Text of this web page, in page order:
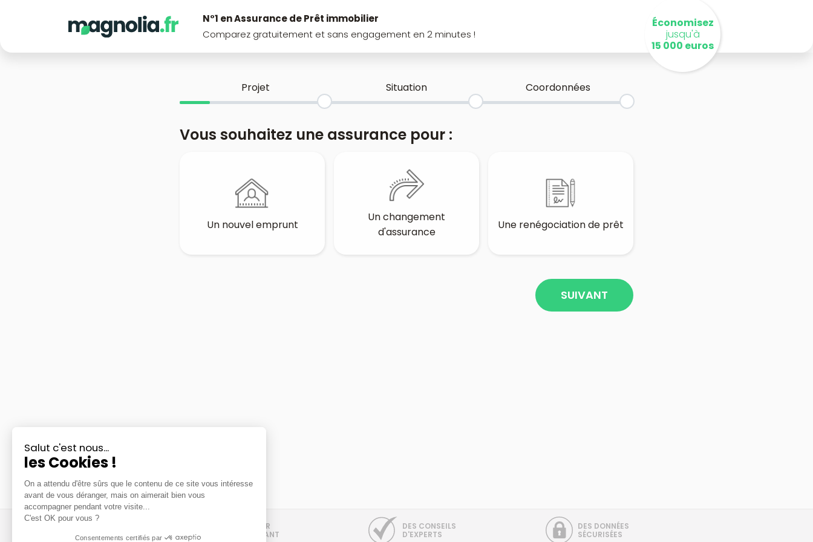
N°1 en Assurance de Prêt immobilier
Comparez gratuitement et sans engagement en 2 minutes !
Économisez
jusqu'à
15 000 euros
Projet Situation Coordonnées
Vous souhaitez une assurance pour :
Un nouvel emprunt
Un changement
d'assurance
Une renégociation de prêt
SUIVANT
UN ACTEUR
INDÉPENDANT
DES CONSEILS
D'EXPERTS
DES DONNÉES
SÉCURISÉES
Salut c'est nous...
les Cookies !
On a attendu d'être sûrs que le contenu de ce site vous intéresse
avant de vous déranger, mais on aimerait bien vous
accompagner pendant votre visite...
C'est OK pour vous ?
Consentements certifiés par